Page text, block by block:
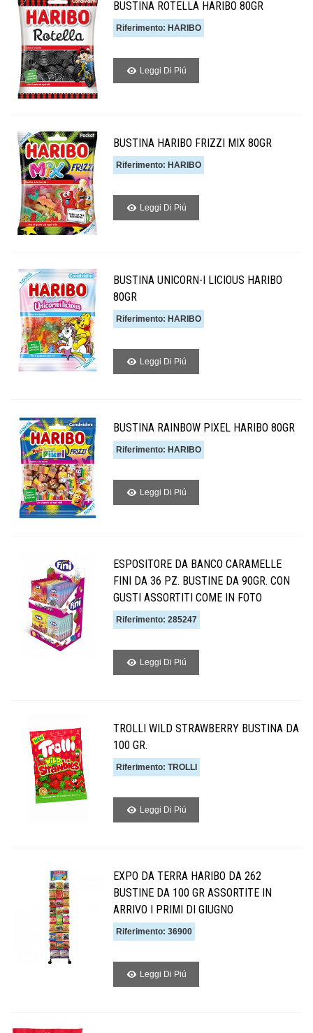
BUSTINA ROTELLA HARIBO 80GR
Riferimento: HARIBO
Leggi Di Piú
BUSTINA HARIBO FRIZZI MIX 80GR
Riferimento: HARIBO
Leggi Di Piú
BUSTINA UNICORN-I LICIOUS HARIBO
80GR
Riferimento: HARIBO
Leggi Di Piú
BUSTINA RAINBOW PIXEL HARIBO 80GR
Riferimento: HARIBO
Leggi Di Piú
ESPOSITORE DA BANCO CARAMELLE
FINI DA 36 PZ. BUSTINE DA 90GR. CON
GUSTI ASSORTITI COME IN FOTO
Riferimento: 285247
Leggi Di Piú
TROLLI WILD STRAWBERRY BUSTINA DA
100 GR.
Riferimento: TROLLI
Leggi Di Piú
EXPO DA TERRA HARIBO DA 262
BUSTINE DA 100 GR ASSORTITE IN
ARRIVO I PRIMI DI GIUGNO
Riferimento: 36900
Leggi Di Piú